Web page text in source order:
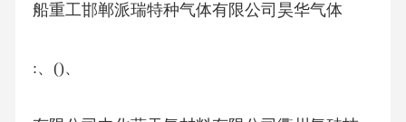
船重工邯郸派瑞特种气体有限公司昊华气体
:、()、